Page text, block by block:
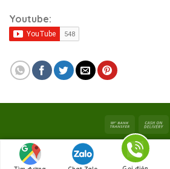
Youtube:
Bản quyền 2026 © Viet Xanh Industry
Việt Xanh